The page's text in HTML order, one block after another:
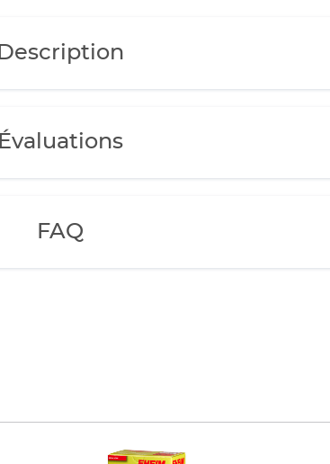
Description
Évaluations
FAQ